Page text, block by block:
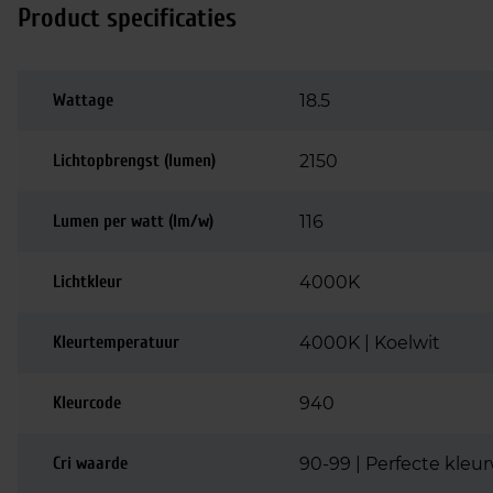
Product specificaties
Wattage 18.5
Lichtopbrengst (lumen) 2150
Lumen per watt (lm/w) 116
Lichtkleur 4000K
Kleurtemperatuur 4000K | Koelwit
Kleurcode 940
Cri waarde 90-99 | Perfecte